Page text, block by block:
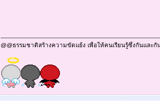
@@ธรรมชาติสร้างความขัดแย้ง เพื่อให้คนเรียนรู้ซึ่งกันและกั